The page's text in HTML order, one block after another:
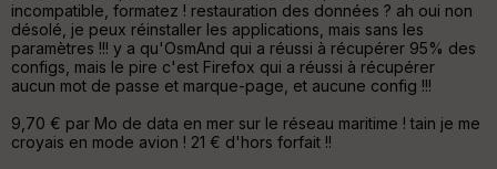
incompatible, formatez ! restauration des données ? ah oui non
désolé, je peux réinstaller les applications, mais sans les
paramètres !!! y a qu'OsmAnd qui a réussi à récupérer 95% des
configs, mais le pire c'est Firefox qui a réussi à récupérer
aucun mot de passe et marque-page, et aucune config !!!
9,70 € par Mo de data en mer sur le réseau maritime ! tain je me
croyais en mode avion ! 21 € d'hors forfait !!